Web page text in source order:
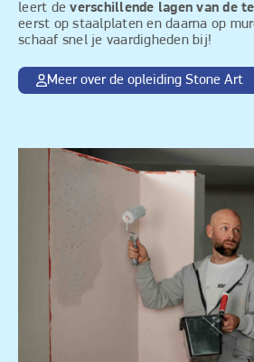
leert deverschillende lagen van de
eerst op staalplaten en daarna op
schaaf snel je vaardigheden bij!
Meer over de opleiding Stone Art